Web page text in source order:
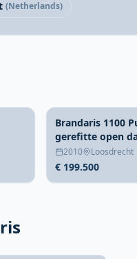
(Netherlands)
Brandaris 1100
gerefitte open
2010 Loosdrecht
€ 199.500